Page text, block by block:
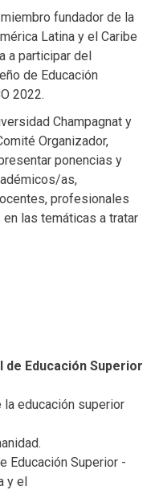
fundador de la
Latina y el Caribe
a participar del
de Educación
2022.
Champagnat y
Organizador,
ponencias y
as,
profesionales
las temáticas a tratar
Educación Superior
educación superior
Educación Superior -
y el